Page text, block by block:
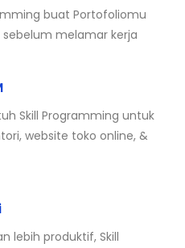
buat Portofoliomu
melamar kerja
Skill Programming untuk
website toko online, &
lebih produktif, Skill